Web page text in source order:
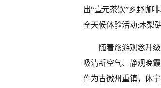
出“壹元茶饮”乡野咖
全天候体验活动;木梨
随着旅游观念升
吸清新空气、静观晚
作为古徽州重镇，休